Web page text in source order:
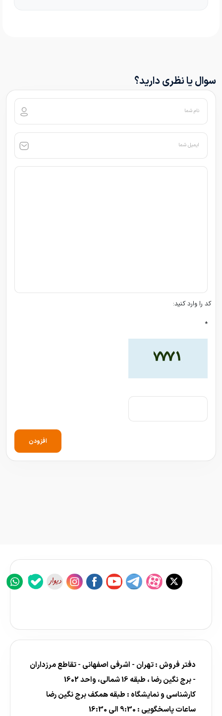
سوال یا نظری دارید؟
نام شما
ایمیل شما
کد را وارد کنید:
*
افزودن
دفتر فروش : تهران - اشرفی اصفهانی - تقاطع مرزداران
- برج نگین رضا ، طبقه 16 شمالی، واحد 1602
کارشناسی و نمایشگاه : طبقه همکف برج نگین رضا
ساعات پاسخگویی : 9:30 الی 16:30